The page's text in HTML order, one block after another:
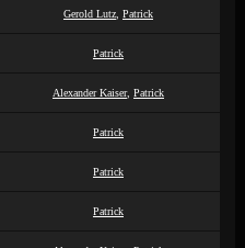
Gerold Lutz Patrick
Patrick
Alexander Kaiser, Patrick
Patrick
Patrick
Patrick